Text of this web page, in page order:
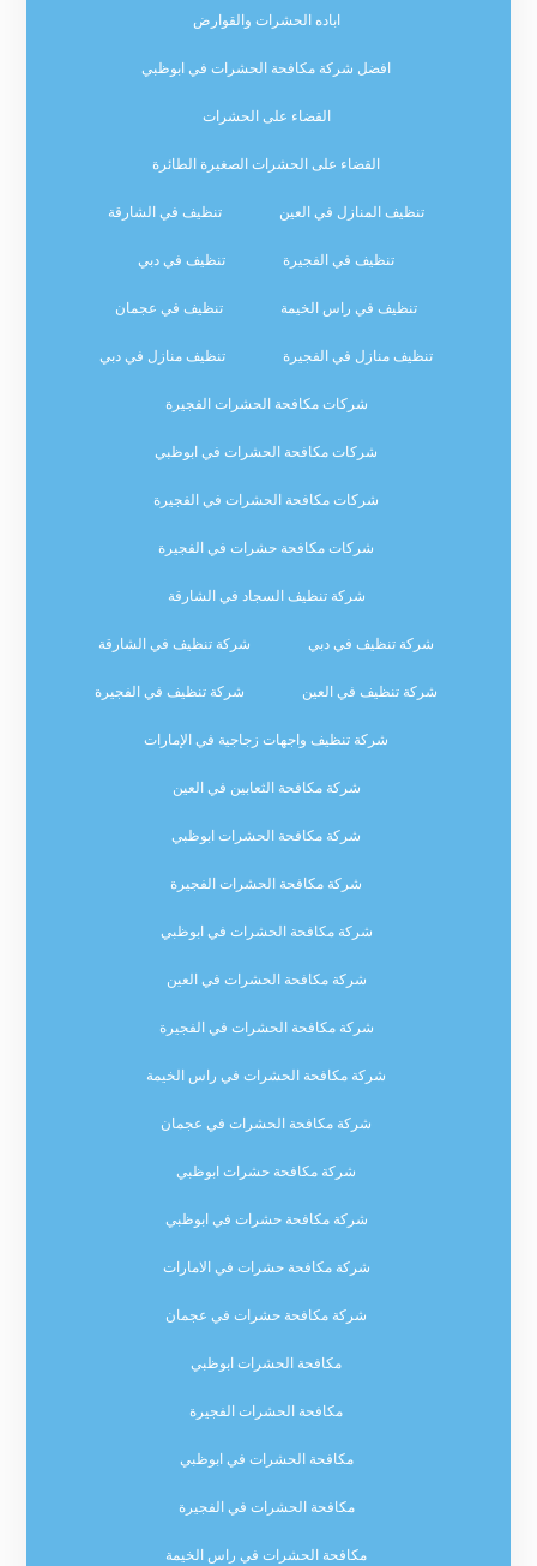
اباده الحشرات والقوارض
افضل شركة مكافحة الحشرات في ابوظبي
القضاء على الحشرات
القضاء على الحشرات الصغيرة الطائرة
تنظيف المنازل في العين تنظيف في الشارقة
تنظيف في الفجيرة تنظيف في دبي
تنظيف في راس الخيمة تنظيف في عجمان
تنظيف منازل في الفجيرة تنظيف منازل في دبي
شركات مكافحة الحشرات الفجيرة
شركات مكافحة الحشرات في ابوظبي
شركات مكافحة الحشرات في الفجيرة
شركات مكافحة حشرات في الفجيرة
شركة تنظيف السجاد في الشارقة
شركة تنظيف في دبي شركة تنظيف في الشارقة
شركة تنظيف في العين شركة تنظيف في الفجيرة
شركة تنظيف واجهات زجاجية في الإمارات
شركة مكافحة الثعابين في العين
شركة مكافحة الحشرات ابوظبي
شركة مكافحة الحشرات الفجيرة
شركة مكافحة الحشرات في ابوظبي
شركة مكافحة الحشرات في العين
شركة مكافحة الحشرات في الفجيرة
شركة مكافحة الحشرات في راس الخيمة
شركة مكافحة الحشرات في عجمان
شركة مكافحة حشرات ابوظبي
شركة مكافحة حشرات في ابوظبي
شركة مكافحة حشرات في الامارات
شركة مكافحة حشرات في عجمان
مكافحة الحشرات ابوظبي
مكافحة الحشرات الفجيرة
مكافحة الحشرات في ابوظبي
مكافحة الحشرات في الفجيرة
مكافحة الحشرات في راس الخيمة